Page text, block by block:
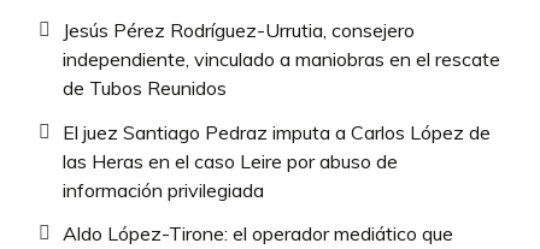
Jesús Pérez Rodríguez-Urrutia, consejero
independiente, vinculado a maniobras en el rescate
de Tubos Reunidos
El juez Santiago Pedraz imputa a Carlos López de
las Heras en el caso Leire por abuso de
información privilegiada
Aldo López-Tirone: el operador mediático que